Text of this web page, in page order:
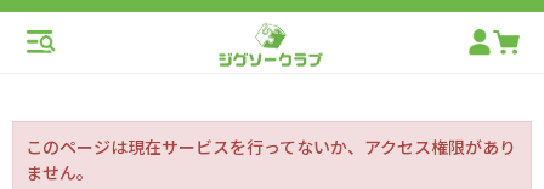
このページは現在サービスを行ってないか、アクセス権限があり
ません。